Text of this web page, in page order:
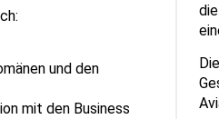
und den
mit den Business